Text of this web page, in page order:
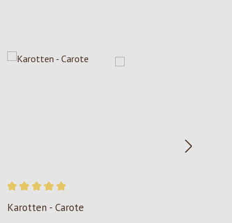
Durchschnittliche Bewertung von 5 von 5 Sternen
Karotten - Carote